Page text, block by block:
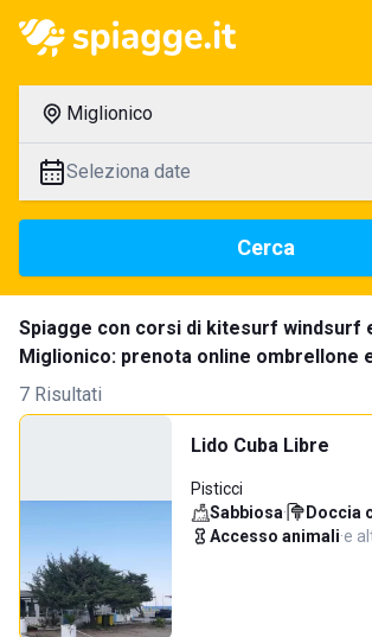
Miglionico
Seleziona date
Cerca
Spiagge con corsi di kitesurf windsurf
Miglionico: prenota online ombrellone
7 Risultati
Lido Cuba Libre
Pisticci
Sabbiosa· Doccia
Accesso animali·e